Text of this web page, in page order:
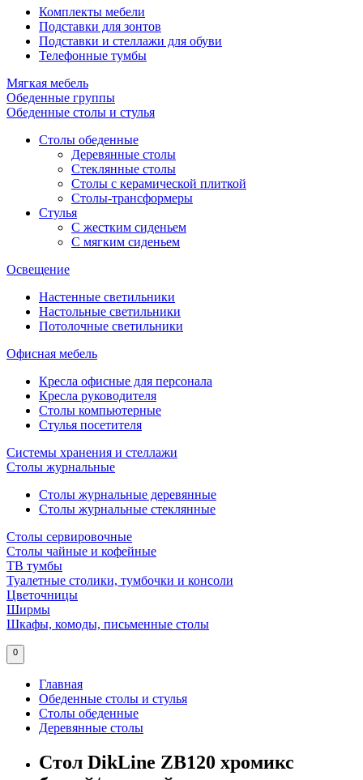
Комплекты мебели
Подставки для зонтов
Подставки и стеллажи для обуви
Телефонные тумбы
Мягкая мебель
Обеденные группы
Обеденные столы и стулья
Столы обеденные
Деревянные столы
Стеклянные столы
Столы с керамической плиткой
Столы-трансформеры
Стулья
С жестким сиденьем
С мягким сиденьем
Освещение
Настенные светильники
Настольные светильники
Потолочные светильники
Офисная мебель
Кресла офисные для персонала
Кресла руководителя
Столы компьютерные
Стулья посетителя
Системы хранения и стеллажи
Столы журнальные
Столы журнальные деревянные
Столы журнальные стеклянные
Столы сервировочные
Столы чайные и кофейные
ТВ тумбы
Туалетные столики, тумбочки и консоли
Цветочницы
Ширмы
Шкафы, комоды, письменные столы
0
Главная
Обеденные столы и стулья
Столы обеденные
Деревянные столы
Стол DikLine ZB120 хромикс